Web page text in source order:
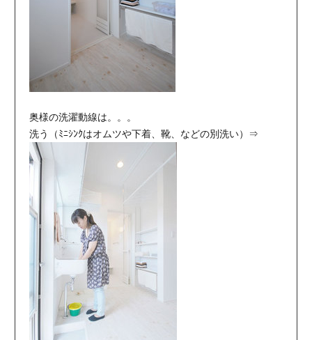
奥様の洗濯動線は。。。
洗う（ﾐﾆｼﾝｸはオムツや下着、靴、などの別洗い）⇒